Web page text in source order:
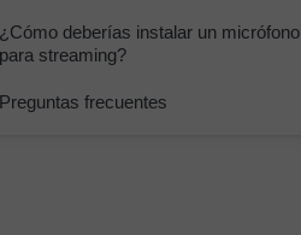
¿Cómo deberías instalar un micrófono
para streaming?
Preguntas frecuentes